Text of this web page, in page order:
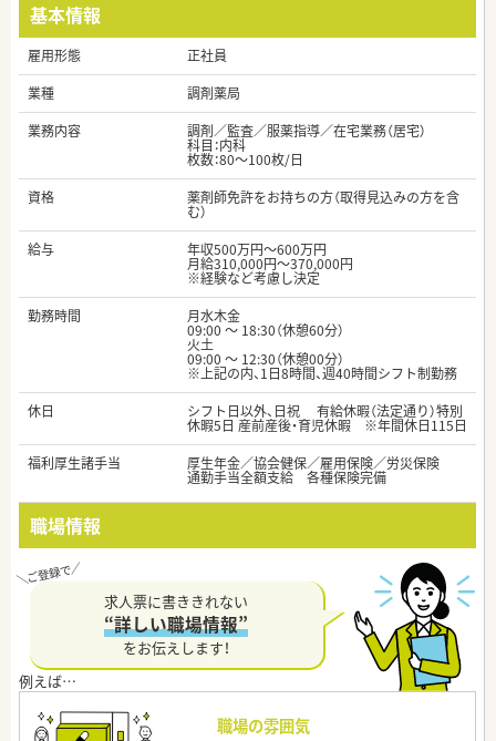
基本情報
雇用形態
正社員
業種
調剤薬局
業務内容
調剤／監査／服薬指導／在宅業務（居宅）
科目：内科
枚数：80～100枚/日
資格
薬剤師免許をお持ちの方（取得見込みの方を含
む）
給与
年収500万円～600万円
月給310,000円～370,000円
※経験など考慮し決定
勤務時間
月水木金
09:00 ～ 18:30（休憩60分）
火土
09:00 ～ 12:30（休憩00分）
※上記の内、1日8時間、週40時間シフト制勤務
休日
シフト日以外、日祝 有給休暇（法定通り）特別
休暇5日 産前産後・育児休暇 ※年間休日115日
福利厚生諸手当
厚生年金／協会健保／雇用保険／労災保険
通勤手当全額支給 各種保険完備
職場情報
求人票に書ききれない
“詳しい職場情報”
をお伝えします！
職場の雰囲気